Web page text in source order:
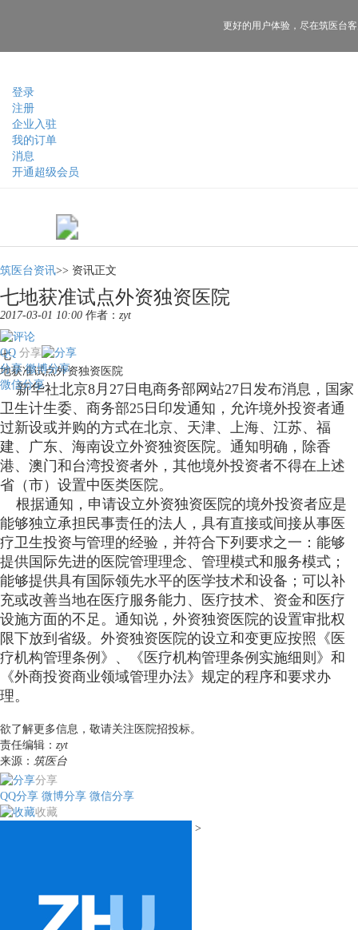
登录
注册
企业入驻
我的订单
消息
开通超级会员
更好的用户体验， 尽在筑医台
筑医台资讯>> 资讯正文
七地获准试点外资独资医院
2017-03-01 10:00 作者： zyt
分享
QQ
分享 微博分享
微信分享
七
地获准试点外资独资医院
新华社北京8月27日电商务部网站27日发布消息，国家
卫生计生委、商务部25日印发通知，允许境外投资者通
过新设或并购的方式在北京、天津、上海、江苏、福
建、广东、海南设立外资独资医院。通知明确，除香
港、澳门和台湾投资者外，其他境外投资者不得在上述
省（市）设置中医类医院。
根据通知，申请设立外资独资医院的境外投资者应是
能够独立承担民事责任的法人，具有直接或间接从事医
疗卫生投资与管理的经验，并符合下列要求之一：能够
提供国际先进的医院管理理念、管理模式和服务模式；
能够提供具有国际领先水平的医学技术和设备；可以补
充或改善当地在医疗服务能力、医疗技术、资金和医疗
设施方面的不足。通知说，外资独资医院的设置审批权
限下放到省级。外资独资医院的设立和变更应按照《医
疗机构管理条例》、《医疗机构管理条例实施细则》和
《外商投资商业领域管理办法》规定的程序和要求办
理。
欲了解更多信息，敬请关注 医院招投标。
责任编辑： zyt
来源： 筑医台
分享
QQ分享 微博分享 微信分享
收藏
>